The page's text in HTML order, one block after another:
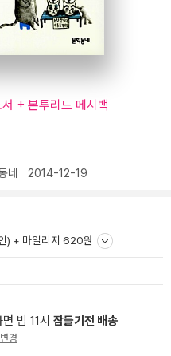
+ 본투리드 메시백
네 2014-12-19
) + 마일리지 620원
밤 11시 잠들기전 배송
변경